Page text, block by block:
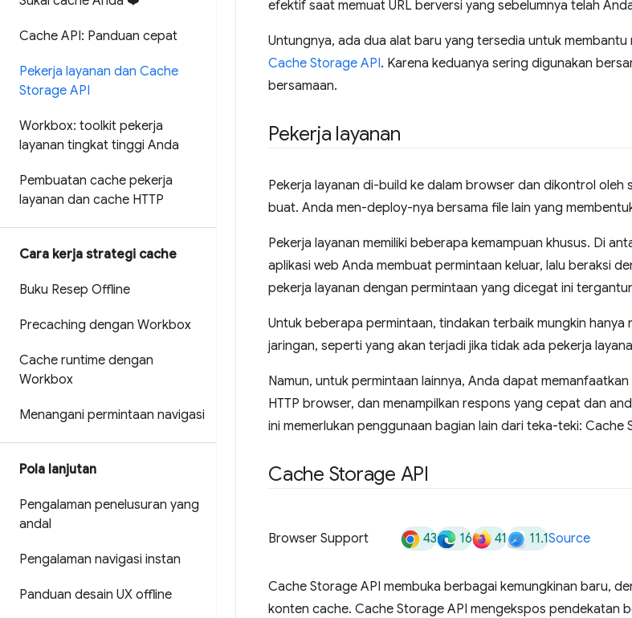
Cache API: Panduan cepat
Pekerja layanan dan Cache
Storage API
Workbox: toolkit pekerja
layanan tingkat tinggi Anda
Pembuatan cache pekerja
layanan dan cache HTTP
Cara kerja strategi cache
Buku Resep Offline
Precaching dengan Workbox
Cache runtime dengan
Workbox
Menangani permintaan navigasi
Pola lanjutan
Pengalaman penelusuran yang
andal
Pengalaman navigasi instan
Panduan desain UX offline
efektif saat memuat URL berversi yang sebelumnya telah
Untungnya, ada dua alat baru yang tersedia untuk membantu
Cache Storage API. Karena keduanya sering digunakan
bersamaan.
Pekerja layanan
Pekerja layanan di-build ke dalam browser dan dikontrol
buat. Anda men-deploy-nya bersama file lain yang
Pekerja layanan memiliki beberapa kemampuan khusus. Di
aplikasi web Anda membuat permintaan keluar, lalu beraksi
pekerja layanan dengan permintaan yang dicegat ini
Untuk beberapa permintaan, tindakan terbaik mungkin hanya
jaringan, seperti yang akan terjadi jika tidak ada pekerja
Namun, untuk permintaan lainnya, Anda dapat
HTTP browser, dan menampilkan respons yang cepat dan
ini memerlukan penggunaan bagian lain dari teka-teki: Cache
Cache Storage API
Browser Support 43 16 41 11.1Source
Cache Storage API membuka berbagai kemungkinan baru,
konten cache. Cache Storage API mengekspos pendekatan